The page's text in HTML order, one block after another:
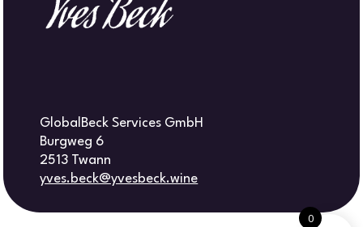
GlobalBeck Services GmbH
Burgweg 6
2513 Twann
yves.beck@yvesbeck.wine
0